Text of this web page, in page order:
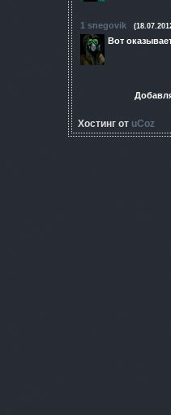
1 snegovik
Вот
Хостинг от uCoz